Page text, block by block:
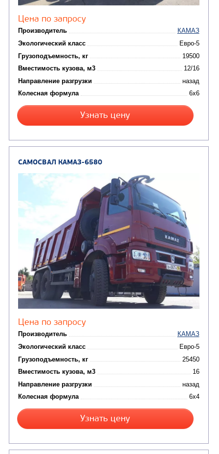
Производитель
Экологический класс
Грузоподъемность, кг
Вместимость кузова, м3
Направление разгрузки
Колесная формула
Узнать цену
САМОСВАЛ КАМАЗ-65222